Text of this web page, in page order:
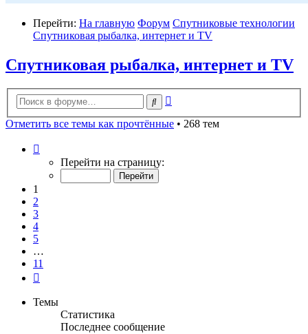
Перейти: На главную Форум Спутниковые технологии
Спутниковая рыбалка, интернет и TV
Спутниковая рыбалка, интернет и TV
Поиск
Отметить все темы как прочтённые • 268 тем
Перейти на страницу:
1
2
3
4
5
…
11
Темы
Статистика
Последнее сообщение